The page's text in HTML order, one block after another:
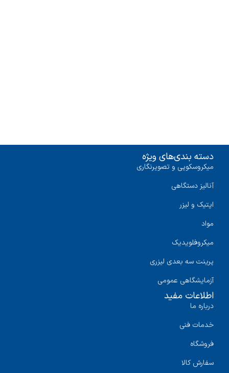
دسته بندی‌های ویژه
میکروسکوپی و تصویرنگاری
آنالیز دستگاهی
اپتیک و لیزر
مواد
میکروفلویدیک
پرینت سه‌ بعدی لیزری
آزمایشگاهی عمومی
اطلاعات مفید
درباره ما
خدمات فنی
فروشگاه
سفارش کالا